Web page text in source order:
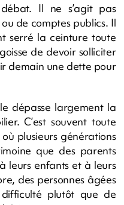
Il ne s’agit pas
de comptes publics. Il
serré la ceinture toute
de devoir solliciter
demain une dette pour
dépasse largement la
C’est souvent toute
plusieurs générations
que des parents
leurs enfants et à leurs
des personnes âgées
plutôt que de